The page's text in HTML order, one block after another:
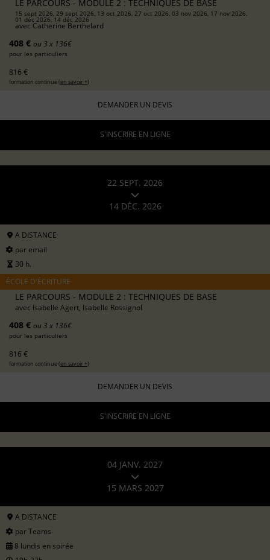
LE PARCOURS - MODULE 2 : TECHNIQUES DE BASE
15 sept 2026, 29 sept 2026, 13 oct 2026, 27 oct 2026, 03 nov 2026, 17 nov 2026,
01 déc 2026, 14 déc 2026
avec Catherine Berthelard
408 € ou 3 x 136€
pour les particuliers
816 €
formation continue (en savoir +)
DEMANDER UN DEVIS
S'INSCRIRE EN LIGNE
22 SEPT. 2026
14 DÉC. 2026
A DISTANCE
par email
30 h.
ÉCOLE D'ÉCRITURE
LE PARCOURS - MODULE 2 : TECHNIQUES DE BASE
avec Isabelle Agert, Isabelle Rossignol
408 € ou 3 x 136€
pour les particuliers
816 €
formation continue (en savoir +)
DEMANDER UN DEVIS
S'INSCRIRE EN LIGNE
04 JANV. 2027
15 MARS 2027
A DISTANCE
par Teams
8 lundis en soirée